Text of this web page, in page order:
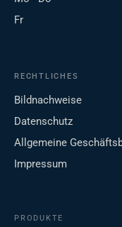
Fr
RECHTLICHES
Bildnachweise
Datenschutz
Allgemeine
Impressum
PRODUKTE